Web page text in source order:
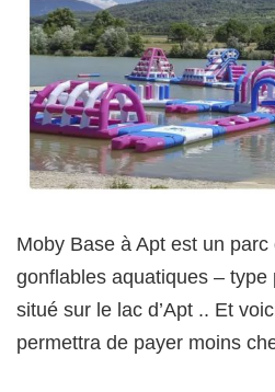
Moby Base à Apt est un
gonflables aquatiques – type
situé sur le lac d’Apt .. Et
permettra de payer moins